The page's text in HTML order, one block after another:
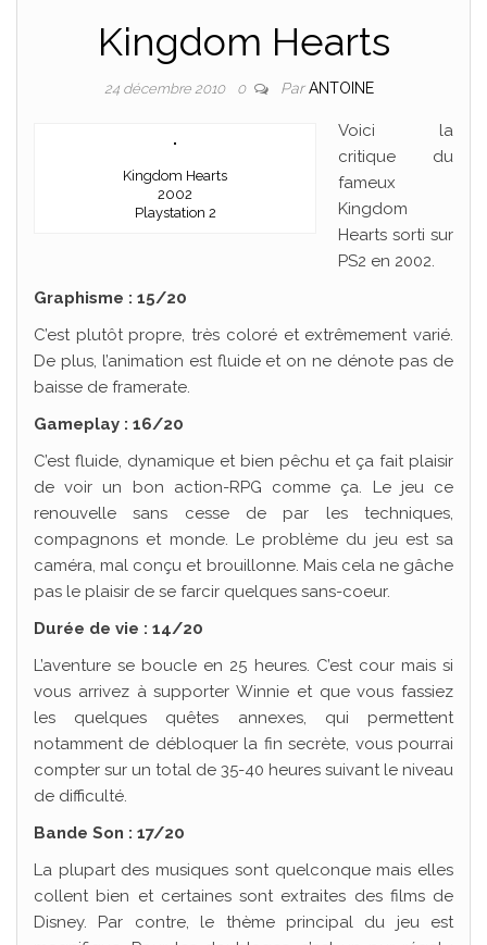
Kingdom Hearts
24 décembre 2010 0 ParANTOINE
Kingdom Hearts
2002
Playstation 2
Voici la
critique du
fameux
Kingdom
Hearts sorti sur
PS2 en 2002.
Graphisme : 15/20
C’est plutôt propre, très coloré et extrêmement varié.
De plus, l’animation est fluide et on ne dénote pas de
baisse de framerate.
Gameplay : 16/20
C’est fluide, dynamique et bien pêchu et ça fait plaisir
de voir un bon action-RPG comme ça. Le jeu ce
renouvelle sans cesse de par les techniques,
compagnons et monde. Le problème du jeu est sa
caméra, mal conçu et brouillonne. Mais cela ne gâche
pas le plaisir de se farcir quelques sans-coeur.
Durée de vie : 14/20
L’aventure se boucle en 25 heures. C’est cour mais si
vous arrivez à supporter Winnie et que vous fassiez
les quelques quêtes annexes, qui permettent
notamment de débloquer la fin secrète, vous pourrai
compter sur un total de 35-40 heures suivant le niveau
de difficulté.
Bande Son : 17/20
La plupart des musiques sont quelconque mais elles
collent bien et certaines sont extraites des films de
Disney. Par contre, le thème principal du jeu est